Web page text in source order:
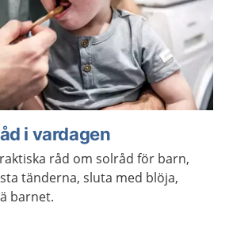
i vardagen
råd om solråd för barn,
tänderna, sluta med blöja,
barnet.